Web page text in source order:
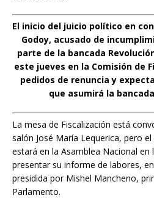
El inicio del juicio político en
Godoy, acusado de
parte de la bancada
este jueves en la Comisión de
pedidos de renuncia y
que asumirá la
La mesa de Fiscalización está
salón José María Lequerica, pero
estará en la Asamblea Nacional en
presentar su informe de labores,
presidida por Mishel Mancheno,
Parlamento.